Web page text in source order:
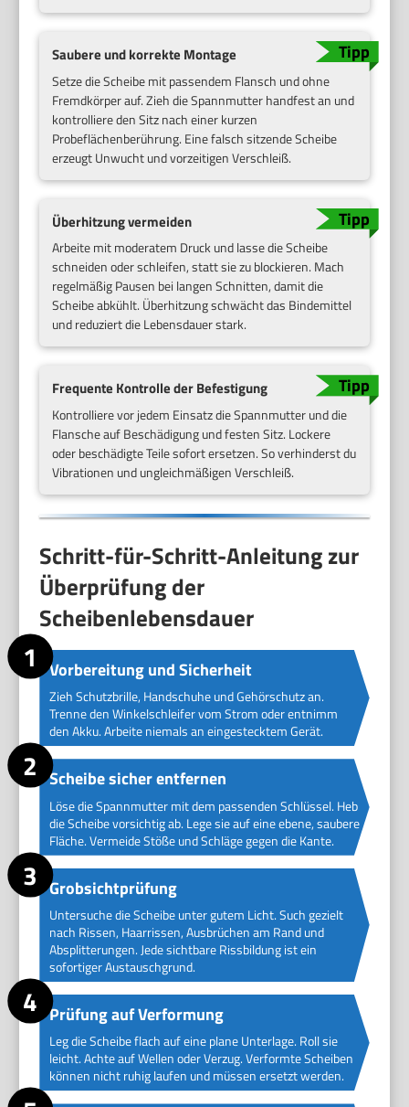
Saubere und korrekte Montage
Setze die Scheibe mit passendem Flansch und ohne
Fremdkörper auf. Zieh die Spannmutter handfest an und
kontrolliere den Sitz nach einer kurzen
Probeflächenberührung. Eine falsch sitzende Scheibe
erzeugt Unwucht und vorzeitigen Verschleiß.
Überhitzung vermeiden
Arbeite mit moderatem Druck und lasse die Scheibe
schneiden oder schleifen, statt sie zu blockieren. Mach
regelmäßig Pausen bei langen Schnitten, damit die
Scheibe abkühlt. Überhitzung schwächt das Bindemittel
und reduziert die Lebensdauer stark.
Frequente Kontrolle der Befestigung
Kontrolliere vor jedem Einsatz die Spannmutter und die
Flansche auf Beschädigung und festen Sitz. Lockere
oder beschädigte Teile sofort ersetzen. So verhinderst du
Vibrationen und ungleichmäßigen Verschleiß.
Schritt-für-Schritt-Anleitung zur
Überprüfung der
Scheibenlebensdauer
Vorbereitung und Sicherheit
Zieh Schutzbrille, Handschuhe und Gehörschutz an.
Trenne den Winkelschleifer vom Strom oder entnimm
den Akku. Arbeite niemals an eingestecktem Gerät.
Scheibe sicher entfernen
Löse die Spannmutter mit dem passenden Schlüssel. Heb
die Scheibe vorsichtig ab. Lege sie auf eine ebene, saubere
Fläche. Vermeide Stöße und Schläge gegen die Kante.
Grobsichtprüfung
Untersuche die Scheibe unter gutem Licht. Such gezielt
nach Rissen, Haarrissen, Ausbrüchen am Rand und
Absplitterungen. Jede sichtbare Rissbildung ist ein
sofortiger Austauschgrund.
Prüfung auf Verformung
Leg die Scheibe flach auf eine plane Unterlage. Roll sie
leicht. Achte auf Wellen oder Verzug. Verformte Scheiben
können nicht ruhig laufen und müssen ersetzt werden.